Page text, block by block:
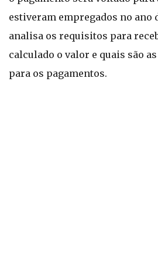
estiveram empregados no ano
analisa os requisitos para
calculado o valor e quais são
para os pagamentos.